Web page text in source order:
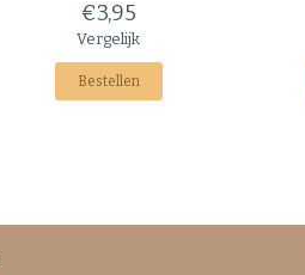
€3,95
Vergelijk
Bestellen